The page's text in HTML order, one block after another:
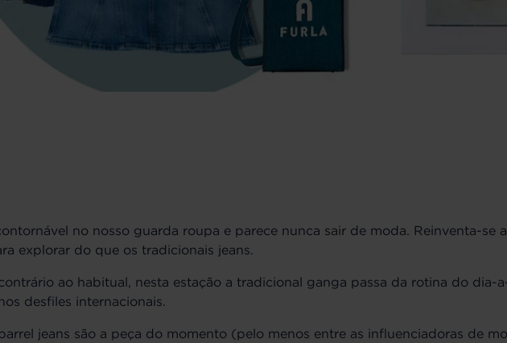
no nosso guarda roupa e parece nunca sair de moda. Reinventa-se
explorar do que os tradicionais jeans.
ao habitual, nesta estação a tradicional ganga passa da rotina do dia-
desfiles internacionais.
jeans são a peça do momento (pelo menos entre as influenciadoras de